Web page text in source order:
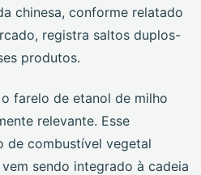
chinesa, conforme relatado
registra saltos duplos-
produtos.
farelo de etanol de milho
relevante. Esse
de combustível vegetal
sendo integrado à cadeia